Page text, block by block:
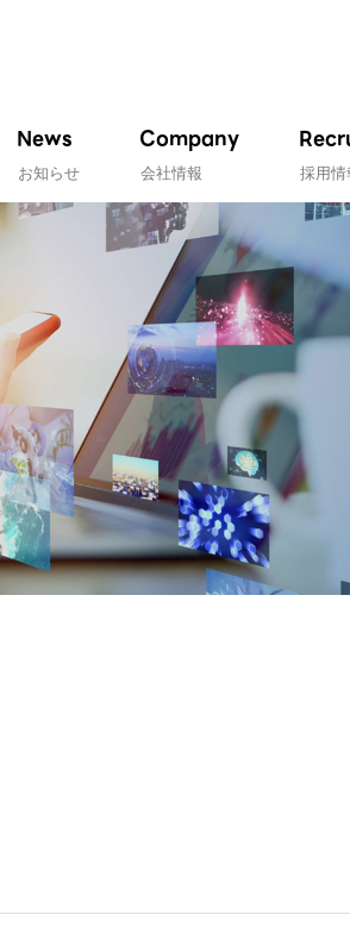
News
お知らせ
Company
会社情報 採用情